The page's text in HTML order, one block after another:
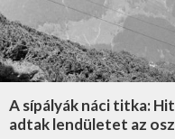
A sípályák náci titka:
adtak lendületet az